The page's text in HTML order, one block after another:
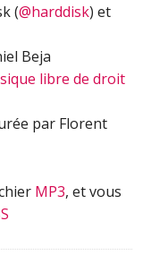
(@harddisk) et
Beja
libre de droit
par Florent
MP3, et vous